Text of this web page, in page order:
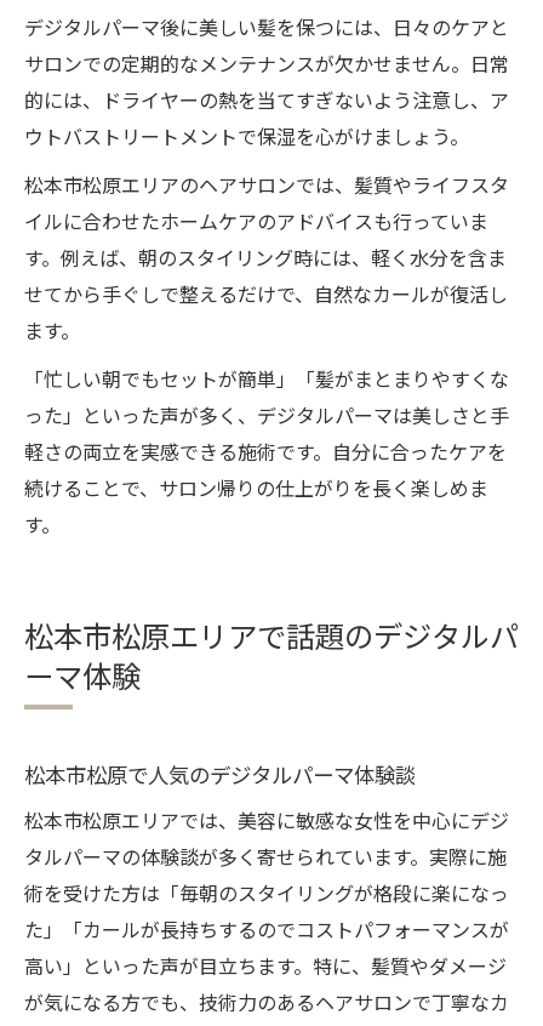
デジタルパーマ後に美しい髪を保つには、日々のケアと
サロンでの定期的なメンテナンスが欠かせません。日常
的には、ドライヤーの熱を当てすぎないよう注意し、ア
ウトバストリートメントで保湿を心がけましょう。
松本市松原エリアのヘアサロンでは、髪質やライフスタ
イルに合わせたホームケアのアドバイスも行っていま
す。例えば、朝のスタイリング時には、軽く水分を含ま
せてから手ぐしで整えるだけで、自然なカールが復活し
ます。
「忙しい朝でもセットが簡単」「髪がまとまりやすくな
った」といった声が多く、デジタルパーマは美しさと手
軽さの両立を実感できる施術です。自分に合ったケアを
続けることで、サロン帰りの仕上がりを長く楽しめま
す。
松本市松原エリアで話題のデジタルパ
ーマ体験
松本市松原で人気のデジタルパーマ体験談
松本市松原エリアでは、美容に敏感な女性を中心にデジ
タルパーマの体験談が多く寄せられています。実際に施
術を受けた方は「毎朝のスタイリングが格段に楽になっ
た」「カールが長持ちするのでコストパフォーマンスが
高い」といった声が目立ちます。特に、髪質やダメージ
が気になる方でも、技術力のあるヘアサロンで丁寧なカ